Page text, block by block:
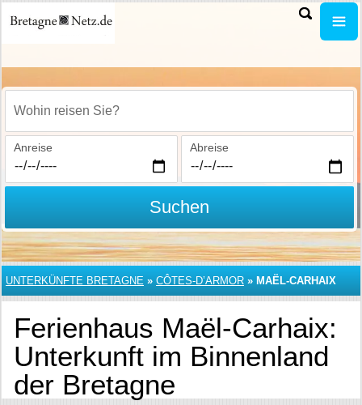
Wohin reisen Sie?
Anreise Abreise
Suchen
UNTERKÜNFTE BRETAGNE » CÔTES-D’ARMOR » MAËL-CARHAIX
Ferienhaus Maël-Carhaix:
Unterkunft im Binnenland
der Bretagne